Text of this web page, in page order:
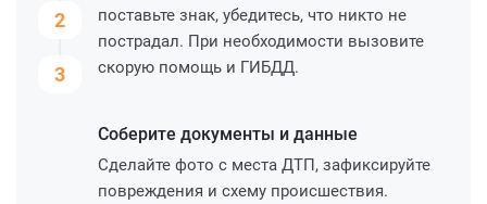
2
3
поставьте знак, убедитесь, что никто не
пострадал. При необходимости вызовите
скорую помощь и ГИБДД.
Соберите документы и данные
Сделайте фото с места ДТП, зафиксируйте
повреждения и схему происшествия.